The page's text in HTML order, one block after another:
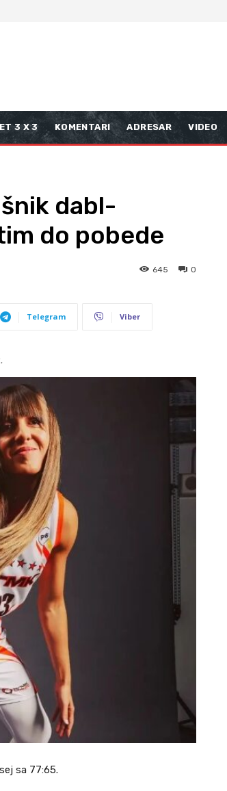
3 X 3 KOMENTARI ADRESAR VIDEO
dabl-
do pobede
0
645
Telegram Viber
sa 77:65.